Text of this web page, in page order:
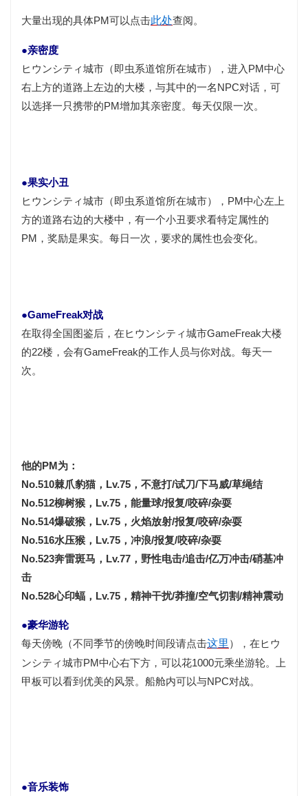
大量出现的具体PM可以点击此处查阅。
●亲密度
ヒウンシティ城市（即虫系道馆所在城市），进入PM中心
右上方的道路上左边的大楼，与其中的一名NPC对话，可
以选择一只携带的PM增加其亲密度。每天仅限一次。
●果实小丑
ヒウンシティ城市（即虫系道馆所在城市），PM中心左上
方的道路右边的大楼中，有一个小丑要求看特定属性的
PM，奖励是果实。每日一次，要求的属性也会变化。
●GameFreak对战
在取得全国图鉴后，在ヒウンシティ城市GameFreak大楼
的22楼，会有GameFreak的工作人员与你对战。每天一
次。
他的PM为：
No.510棘爪豹猫，Lv.75，不意打/试刀/下马威/草绳结
No.512柳树猴，Lv.75，能量球/报复/咬碎/杂耍
No.514爆破猴，Lv.75，火焰放射/报复/咬碎/杂耍
No.516水压猴，Lv.75，冲浪/报复/咬碎/杂耍
No.523奔雷斑马，Lv.77，野性电击/追击/亿万冲击/硝基冲
击
No.528心印蝠，Lv.75，精神干扰/莽撞/空气切割/精神震动
●豪华游轮
每天傍晚（不同季节的傍晚时间段请点击这里 ），在ヒウ
ンシティ城市PM中心右下方，可以花1000元乘坐游轮。上
甲板可以看到优美的风景。船舱内可以与NPC对战。
●音乐装饰